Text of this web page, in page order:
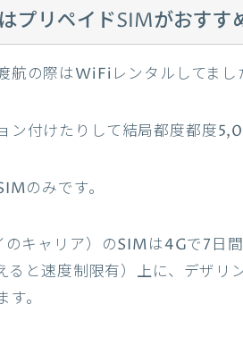
プリペイドSIMがおすす
航の際はWiFiレンタルしてまし
ン付けたりして結局都度都度
のみです。
のキャリア）のSIMは4Gで7日
ると速度制限有）上に、デザリ
。